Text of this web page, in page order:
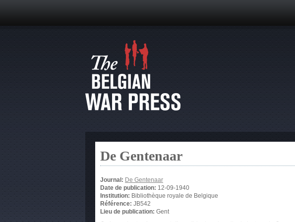
De Gentenaar
Journal: De Gentenaar
Date de publication: 12-09-1940
Institution: Bibliothèque royale de Belgique
Référence: JB542
Lieu de publication: Gent